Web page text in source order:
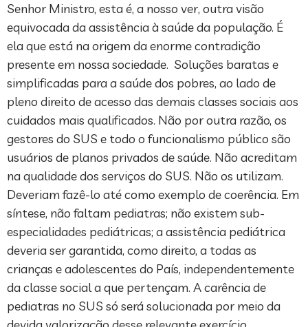
Senhor Ministro, esta é, a nosso ver, outra visão
equivocada da assistência à saúde da população. É
ela que está na origem da enorme contradição
presente em nossa sociedade. Soluções baratas e
simplificadas para a saúde dos pobres, ao lado de
pleno direito de acesso das demais classes sociais aos
cuidados mais qualificados. Não por outra razão, os
gestores do SUS e todo o funcionalismo público são
usuários de planos privados de saúde. Não acreditam
na qualidade dos serviços do SUS. Não os utilizam.
Deveriam fazê-lo até como exemplo de coerência. Em
síntese, não faltam pediatras; não existem sub-
especialidades pediátricas; a assistência pediátrica
deveria ser garantida, como direito, a todas as
crianças e adolescentes do País, independentemente
da classe social a que pertençam. A carência de
pediatras no SUS só será solucionada por meio da